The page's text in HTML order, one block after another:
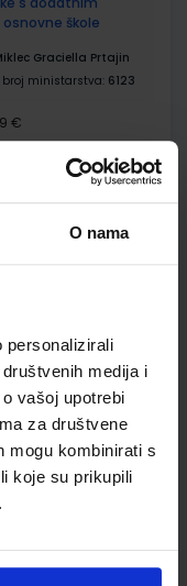
O nama
personalizirali
medija i
vašoj upotrebi
za društvene
mogu kombinirati s
koje su prikupili
škole
Graciella Prtajin
broj ministarstva: 6123
€
Graciella Prtajin
broj ministarstva:
€